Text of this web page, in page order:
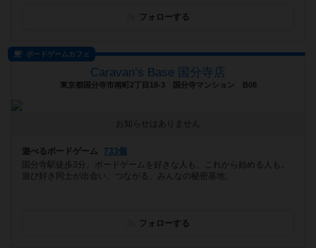
フォローする
ボードゲームカフェ
Caravan’s Base 国分寺店
東京都国分寺市南町2丁目18-3 国分寺マンション B08
お知らせはありません
遊べるボードゲーム
733個
国分寺駅徒歩3分。ボードゲームを好きな人も、これから始める人も。
遊び好き同士が出会い、つながる、みんなの秘密基地。
フォローする